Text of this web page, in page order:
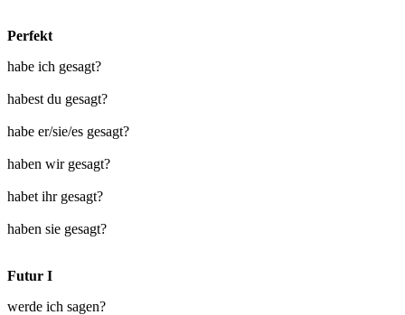
Perfekt
habe ich gesagt?
habest du gesagt?
habe er/sie/es gesagt?
haben wir gesagt?
habet ihr gesagt?
haben sie gesagt?
Futur I
werde ich sagen?